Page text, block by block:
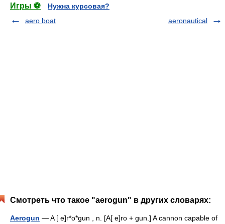
Игры ⚽
Нужна курсовая?
aero boat
aeronautical
Смотреть что такое "aerogun" в других словарях:
Aerogun — A [ e]r*o*gun , n. [A[ e]ro + gun.] A cannon capable of